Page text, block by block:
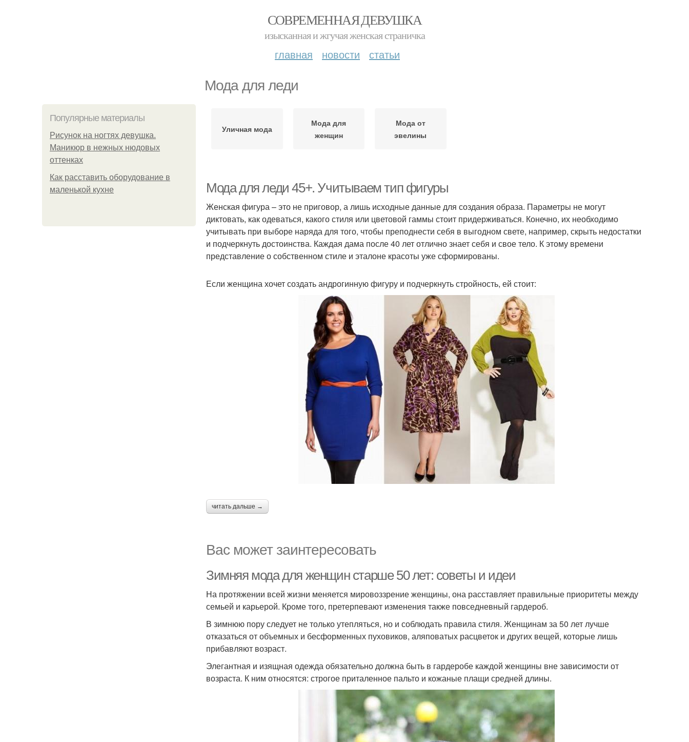
СОВРЕМЕННАЯ ДЕВУШКА
изысканная и жгучая женская страничка
главная новости статьи
Мода для леди
Популярные материалы
Рисунок на ногтях девушка.
Маникюр в нежных нюдовых
оттенках
Как расставить оборудование в
маленькой кухне
Уличная мода
Мода для
женщин
Мода от
эвелины
Мода для леди 45+. Учитываем тип фигуры
Женская фигура – это не приговор, а лишь исходные данные для создания образа. Параметры не могут
диктовать, как одеваться, какого стиля или цветовой гаммы стоит придерживаться. Конечно, их необходимо
учитывать при выборе наряда для того, чтобы преподнести себя в выгодном свете, например, скрыть недостатки
и подчеркнуть достоинства. Каждая дама после 40 лет отлично знает себя и свое тело. К этому времени
представление о собственном стиле и эталоне красоты уже сформированы.
Если женщина хочет создать андрогинную фигуру и подчеркнуть стройность, ей стоит:
читать дальше →
Вас может заинтересовать
Зимняя мода для женщин старше 50 лет: советы и идеи
На протяжении всей жизни меняется мировоззрение женщины, она расставляет правильные приоритеты между
семьей и карьерой. Кроме того, претерпевают изменения также повседневный гардероб.
В зимнюю пору следует не только утепляться, но и соблюдать правила стиля. Женщинам за 50 лет лучше
отказаться от объемных и бесформенных пуховиков, аляповатых расцветок и других вещей, которые лишь
прибавляют возраст.
Элегантная и изящная одежда обязательно должна быть в гардеробе каждой женщины вне зависимости от
возраста. К ним относятся: строгое приталенное пальто и кожаные плащи средней длины.